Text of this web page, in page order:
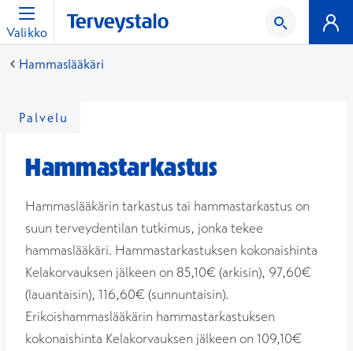
Valikko
Hammaslääkäri
Palvelu
Hammastarkastus
Hammaslääkärin tarkastus tai hammastarkastus on
suun terveydentilan tutkimus, jonka tekee
hammaslääkäri. Hammastarkastuksen kokonaishinta
Kelakorvauksen jälkeen on 85,10€ (arkisin), 97,60€
(lauantaisin), 116,60€ (sunnuntaisin).
Erikoishammaslääkärin hammastarkastuksen
kokonaishinta Kelakorvauksen jälkeen on 109,10€